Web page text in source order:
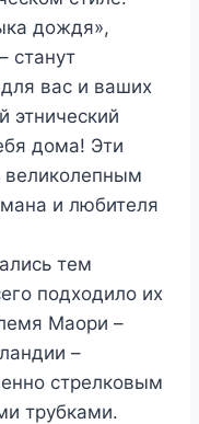
дождя»,
станут
вас и ваших
этнический
дома! Эти
великолепным
и любителя
тем
подходило их
Маори –
–
стрелковым
трубками.